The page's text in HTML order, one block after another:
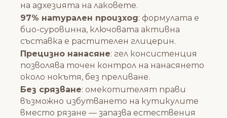
на адхезията на лаковете.
97% натурален произход: формулата е
био-суровинна, ключовата активна
съставка е растителен глицерин.
Прецизно нанасяне: гел консистенция
позволява точен контрол на нанасянето
около нокътя, без преливане.
Без срязване: омекотителят прави
възможно избутването на кутикулите
вместо рязане — запазва естествения